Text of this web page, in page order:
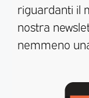
riguardanti il
nostra
nemmeno